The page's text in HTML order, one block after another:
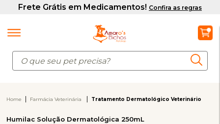
Home Farmácia Veterinária Tratamento Dermatológico Veterinário
Humilac Solução Dermatológica 250mL